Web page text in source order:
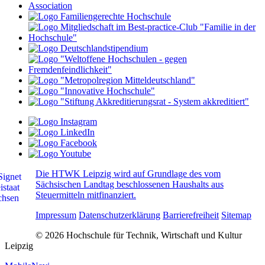
Die HTWK Leipzig wird auf Grundlage des vom
Sächsischen Landtag beschlossenen Haushalts aus
Steuermitteln mitfinanziert.
Impressum Datenschutzerklärung Barrierefreiheit Sitemap
© 2026 Hochschule für Technik, Wirtschaft und Kultur
Leipzig